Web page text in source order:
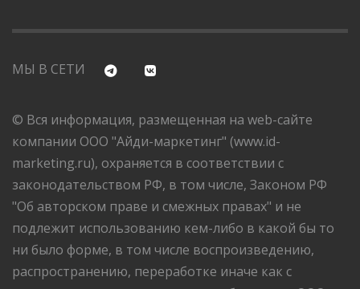
МЫ В СЕТИ
© Вся информация, размещенная на web-сайте
компании ООО "Айди-маркетинг" (www.id-
marketing.ru), охраняется в соответствии с
законодательством РФ, в том числе, Законом РФ
"Об авторском праве и смежных правах" и не
подлежит использованию кем-либо в какой бы то
ни было форме, в том числе воспроизведению,
распространению, переработке иначе как с